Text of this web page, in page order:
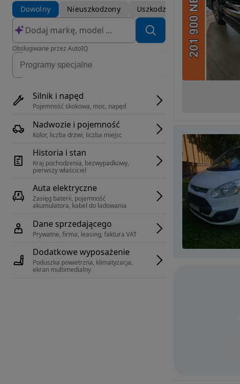
Dowolny
Nieuszkodzony Uszkodzony
Obsługiwane przez AutoIQ
Silnik i napęd
Pojemność skokowa, moc, napęd
Nadwozie i pojemność
Kolor, liczba drzwi, liczba miejsc
Historia i stan
Kraj pochodzenia, bezwypadkowy,
pierwszy właściciel
Auta elektryczne
Zasięg baterii, pojemność
akumulatora, kabel do ładowania
Dane sprzedającego
Prywatne, firma, leasing, faktura VAT
Dodatkowe wyposażenie
Poduszka powietrzna, klimatyzacja,
ekran multimedialny